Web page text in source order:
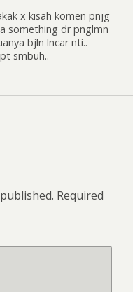
x kisah komen pnjg
something dr pnglmn
bjln lncar nti..
smbuh..
Required